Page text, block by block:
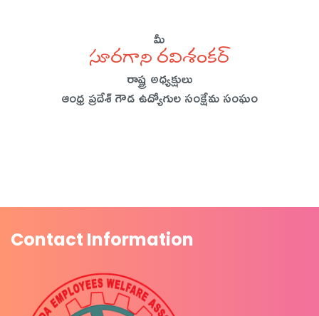
మీ
సూరగాని రవిశంకర్
రాష్ట్ర అధ్యక్షులు
ఆంధ్ర ప్రదేశ్ గౌడ ఉద్యోగుల సంక్షేమ సంఘం
Contact Information